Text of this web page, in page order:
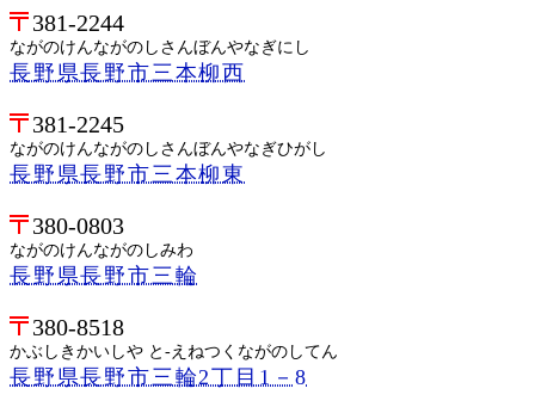
381-2244
ながのけんながのしさんぼんやなぎにし
長野県長野市三本柳西
381-2245
ながのけんながのしさんぼんやなぎひがし
長野県長野市三本柳東
380-0803
ながのけんながのしみわ
長野県長野市三輪
380-8518
かぶしきかいしや と-えねつくながのしてん
長野県長野市三輪2丁目1－8